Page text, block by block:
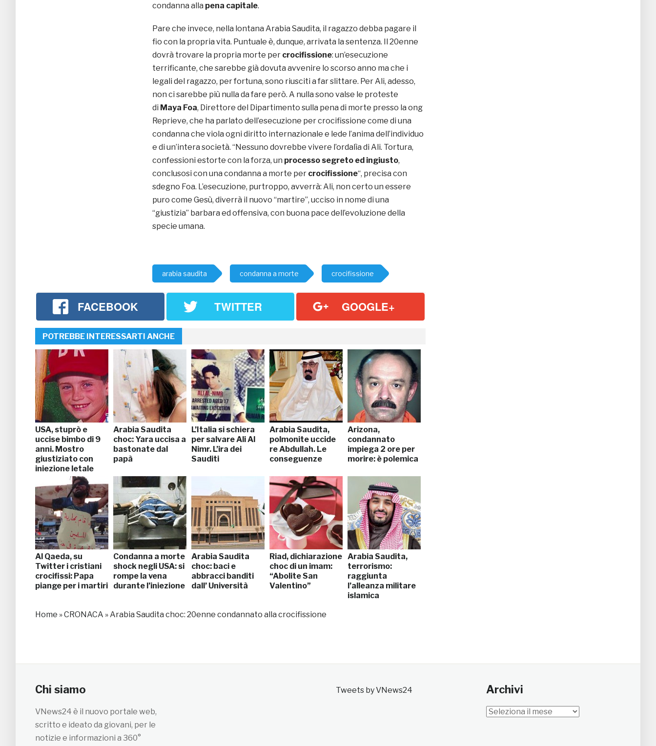
condanna alla pena capitale.
Pare che invece, nella lontana Arabia Saudita, il ragazzo debba pagare il
fio con la propria vita. Puntuale è, dunque, arrivata la sentenza. Il 20enne
dovrà trovare la propria morte per crocifissione: un’esecuzione
terrificante, che sarebbe già dovuta avvenire lo scorso anno ma che i
legali del ragazzo, per fortuna, sono riusciti a far slittare. Per Ali, adesso,
non ci sarebbe più nulla da fare però. A nulla sono valse le proteste
di Maya Foa, Direttore del Dipartimento sulla pena di morte presso la ong
Reprieve, che ha parlato dell’esecuzione per crocifissione come di una
condanna che viola ogni diritto internazionale e lede l’anima dell’individuo
e di un’intera società. “Nessuno dovrebbe vivere l’ordalìa di Ali. Tortura,
confessioni estorte con la forza, un processo segreto ed ingiusto,
conclusosi con una condanna a morte per crocifissione“, precisa con
sdegno Foa. L’esecuzione, purtroppo, avverrà: Ali, non certo un essere
puro come Gesù, diverrà il nuovo “martire”, ucciso in nome di una
“giustizia” barbara ed offensiva, con buona pace dell’evoluzione della
specie umana.
arabia saudita condanna a morte crocifissione
FACEBOOK TWITTER GOOGLE+
POTREBBE INTERESSARTI ANCHE
USA, stuprò e
uccise bimbo di 9
anni. Mostro
giustiziato con
iniezione letale
Arabia Saudita
choc: Yara uccisa a
bastonate dal
papà
L’Italia si schiera
per salvare Ali Al
Nimr. L’ira dei
Sauditi
Arabia Saudita,
polmonite uccide
re Abdullah. Le
conseguenze
Arizona,
condannato
impiega 2 ore per
morire: è polemica
Al Qaeda, su
Twitter i cristiani
crocifissi: Papa
piange per i martiri
Condanna a morte
shock negli USA: si
rompe la vena
durante l’iniezione
Arabia Saudita
choc: baci e
abbracci banditi
dall’ Università
Riad, dichiarazione
choc di un imam:
“Abolite San
Valentino”
Arabia Saudita,
terrorismo:
raggiunta
l’alleanza militare
islamica
Home »CRONACA »Arabia Saudita choc: 20enne condannato alla crocifissione
Chi siamo
VNews24 è il nuovo portale web,
scritto e ideato da giovani, per le
notizie e informazioni a 360°
Tweets by VNews24 Archivi
Archivi